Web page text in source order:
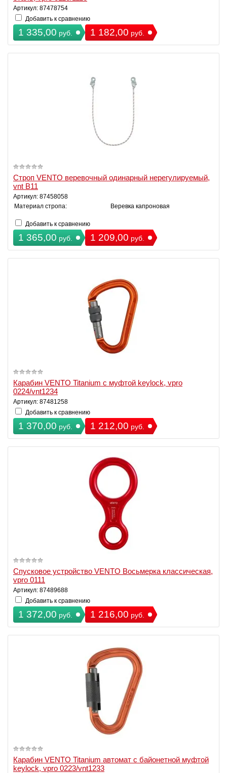
Артикул: 87478754
Добавить к сравнению
1 335,00 руб. 1 182,00 руб.
Строп VENTO веревочный одинарный нерегулируемый,
vnt B11
Артикул: 87458058
Материал стропа:
Веревка капроновая
Добавить к сравнению
1 365,00 руб. 1 209,00 руб.
Карабин VENTO Titanium с муфтой keylock, vpro
0224/vnt1234
Артикул: 87481258
Добавить к сравнению
1 370,00 руб. 1 212,00 руб.
Спусковое устройство VENTO Восьмерка классическая,
vpro 0111
Артикул: 87489688
Добавить к сравнению
1 372,00 руб. 1 216,00 руб.
Карабин VENTO Titanium автомат с байонетной муфтой
keylock, vpro 0223/vnt1233